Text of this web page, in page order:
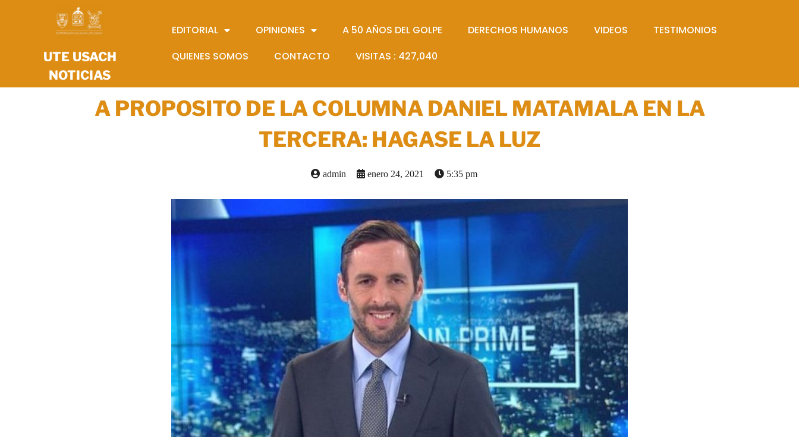
UTE USACH
NOTICIAS
EDITORIAL OPINIONES A 50 AÑOS DEL GOLPE DERECHOS HUMANOS VIDEOS
TESTIMONIOS
QUIENES SOMOS
CONTACTO VISITAS : 427,040
A PROPOSITO DE LA COLUMNA DANIEL MATAMALA EN LA
TERCERA: HAGASE LA LUZ
admin enero 24, 2021 5:35 pm